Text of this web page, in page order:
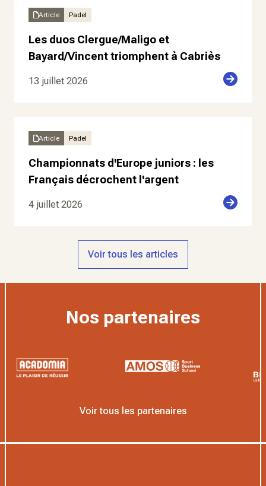
Article Padel
Les duos Clergue/Maligo et
Bayard/Vincent triomphent à Cabriès
13 juillet 2026
Article Padel
Championnats d'Europe juniors : les
Français décrochent l'argent
4 juillet 2026
Voir tous les articles
Nos partenaires
Voir tous les partenaires